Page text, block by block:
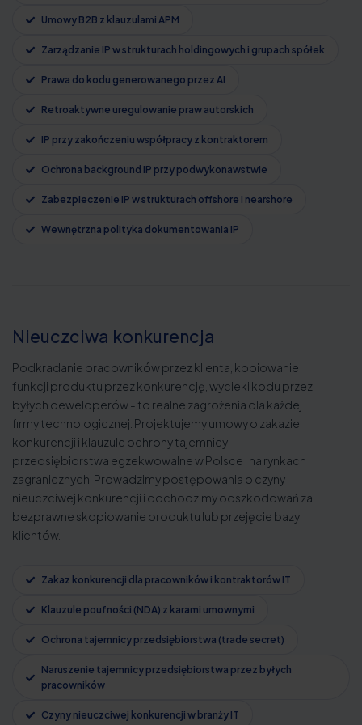
Umowy B2B z klauzulami APM
Zarządzanie IP w strukturach holdingowych i grupach spółek
Prawa do kodu generowanego przez AI
Retroaktywne uregulowanie praw autorskich
IP przy zakończeniu współpracy z kontraktorem
Ochrona background IP przy podwykonawstwie
Zabezpieczenie IP w strukturach offshore i nearshore
Wewnętrzna polityka dokumentowania IP
Nieuczciwa konkurencja
Podkradanie pracowników przez klienta, kopiowanie
funkcji produktu przez konkurencję, wycieki kodu przez
byłych deweloperów - to realne zagrożenia dla każdej
firmy technologicznej. Projektujemy umowy o zakazie
konkurencji i klauzule ochrony tajemnicy
przedsiębiorstwa egzekwowalne w Polsce i na rynkach
zagranicznych. Prowadzimy postępowania o czyny
nieuczciwej konkurencji i dochodzimy odszkodowań za
bezprawne skopiowanie produktu lub przejęcie bazy
klientów.
Zakaz konkurencji dla pracowników i kontraktorów IT
Klauzule poufności (NDA) z karami umownymi
Ochrona tajemnicy przedsiębiorstwa (trade secret)
Naruszenie tajemnicy przedsiębiorstwa przez byłych
pracowników
Czyny nieuczciwej konkurencji w branży IT